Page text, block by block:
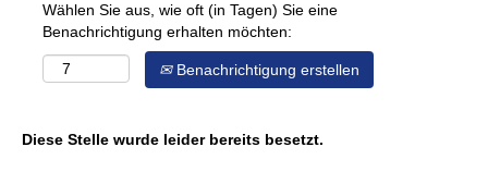
Wählen Sie aus, wie oft (in Tagen) Sie eine
Benachrichtigung erhalten möchten:
Benachrichtigung erstellen
Diese Stelle wurde leider bereits besetzt.